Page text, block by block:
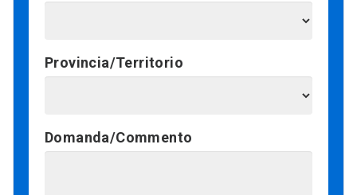
Provincia/Territorio
Domanda/Commento